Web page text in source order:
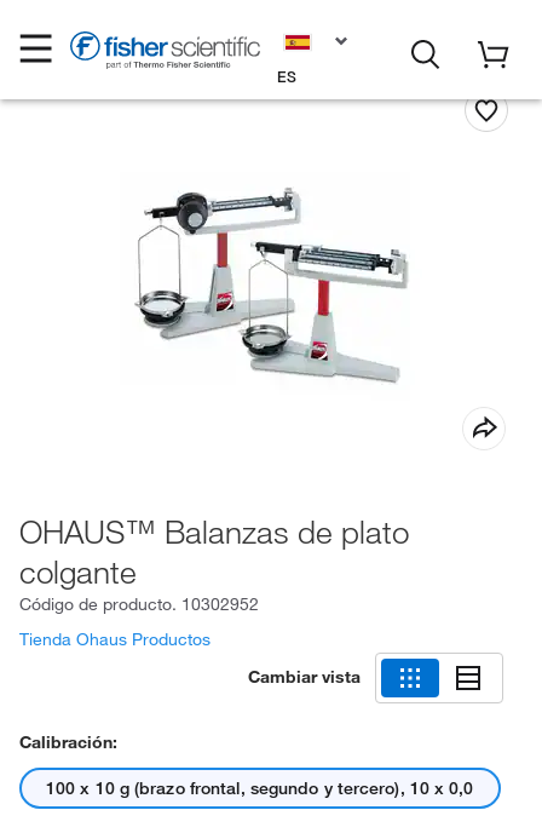
ES
OHAUS™ Balanzas de plato
colgante
Código de producto. 10302952
Tienda Ohaus Productos
Cambiar vista
Calibración:
100 x 10 g (brazo frontal, segundo y tercero), 10 x 0,0